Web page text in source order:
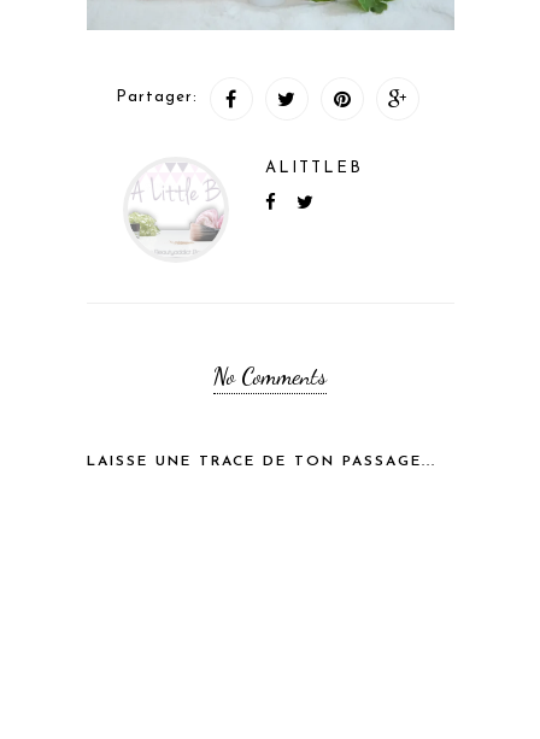
Partager:
ALITTLEB
No Comments
LAISSE UNE TRACE DE TON PASSAGE...